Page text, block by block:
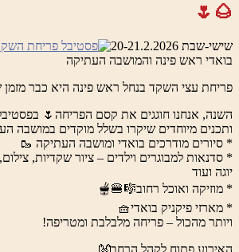
🌰🌷
שישי-שבת 20-21.2.2026
בואדי ראש פינה והמושבה העתיקה
פריחת עצי השקד בנחל ראש פינה היא כבר
השנה, אנחנו חוגגים את קסם הפריחה🌷
ותכנים מיוחדים שיקרו בשלל מוקדים במושבה
* סיורים מודרכים בואדי ומושבה העתיקה 🥾
* סדנאות למבוגרים וילדים – ציור שקדיות,
יוגה ועוד
* מוזיקה ואוכל רחוב🎼🍔🫕
* מארזי פיקניק בואדי🧺
ויותר מהכול – פריחה מלבלבת ומטריפה!
האירוע פתוח לקהל הרחב👐